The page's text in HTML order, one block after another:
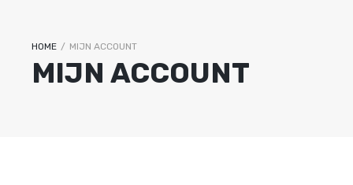
HOME / MIJN ACCOUNT
MIJN ACCOUNT